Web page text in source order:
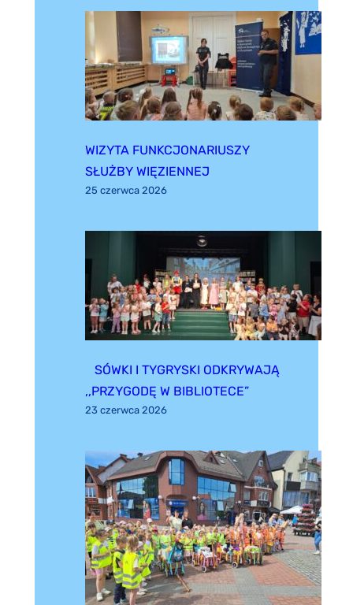
WIZYTA FUNKCJONARIUSZY
SŁUŻBY WIĘZIENNEJ
25 czerwca 2026
SÓWKI I TYGRYSKI ODKRYWAJĄ
,,PRZYGODĘ W BIBLIOTECE”
23 czerwca 2026